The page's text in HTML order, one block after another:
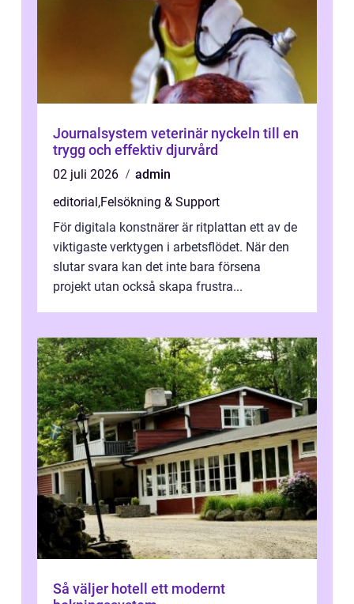
Journalsystem veterinär nyckeln till en
trygg och effektiv djurvård
02 juli 2026
admin
editorial,Felsökning & Support
För digitala konstnärer är ritplattan ett av de
viktigaste verktygen i arbetsflödet. När den
slutar svara kan det inte bara försena
projekt utan också skapa frustra...
Så väljer hotell ett modernt